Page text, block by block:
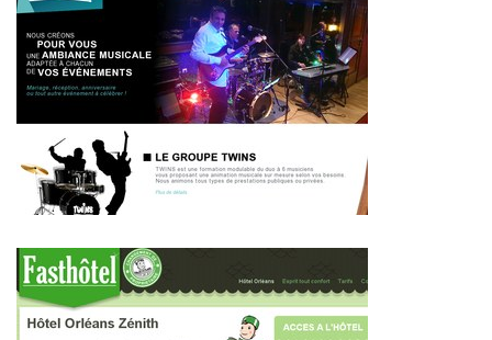
~396€/mois économisés d'annonces commerciales